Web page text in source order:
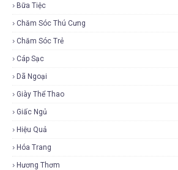
Bữa Tiệc
Chăm Sóc Thú Cưng
Chăm Sóc Trẻ
Cáp Sạc
Dã Ngoại
Giày Thể Thao
Giấc Ngủ
Hiệu Quả
Hóa Trang
Hương Thơm